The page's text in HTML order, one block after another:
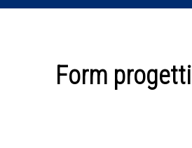
Form progetti